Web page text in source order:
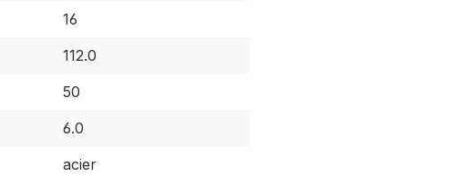
16
112.0
50
6.0
acier